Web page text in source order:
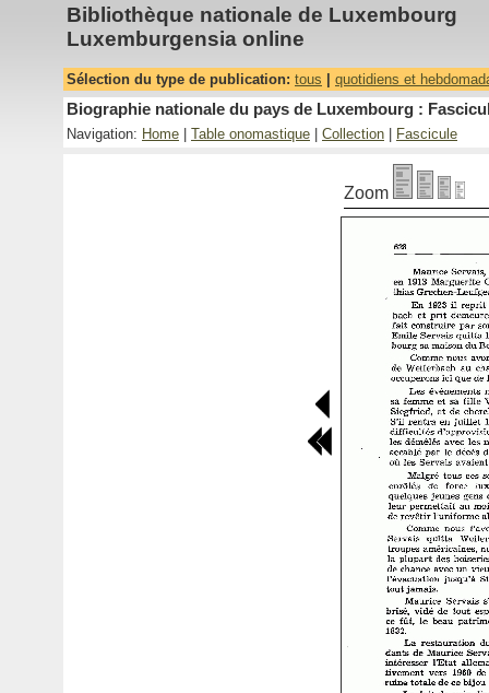
Bibliothèque nationale de Luxembourg
Luxemburgensia online
Sélection du type de publication: tous quotidiens et
Biographie nationale du pays de Luxembourg :
Navigation: Home Table onomastique Collection Fascicule
Zoom